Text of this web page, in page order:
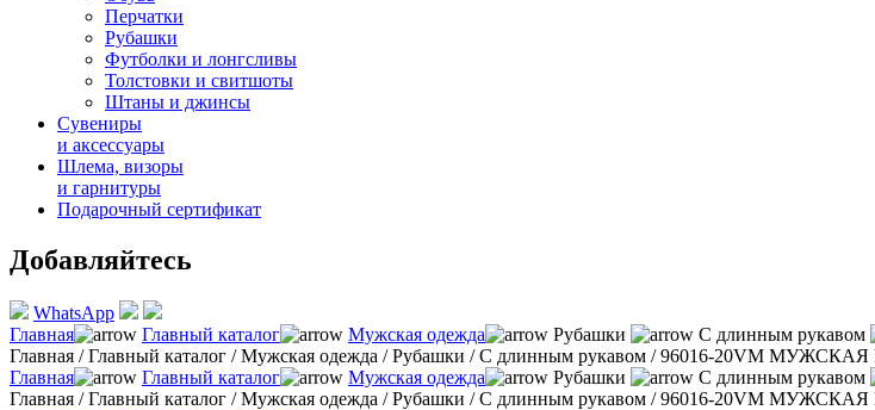
Перчатки
Рубашки
Футболки и лонгсливы
Толстовки и свитшоты
Штаны и джинсы
Сувениры
и аксессуары
Шлема, визоры
и гарнитуры
Подарочный сертификат
Добавляйтесь
WhatsApp
Главная
Главный каталог Мужская одежда Рубашки С длинным рукавом
Главная /Главный каталог /Мужская одежда /Рубашки /С длинным рукавом /96016-20VM
Главная
Главный каталог Мужская одежда Рубашки С длинным рукавом
Главная /Главный каталог /Мужская одежда /Рубашки /С длинным рукавом /96016-20VM